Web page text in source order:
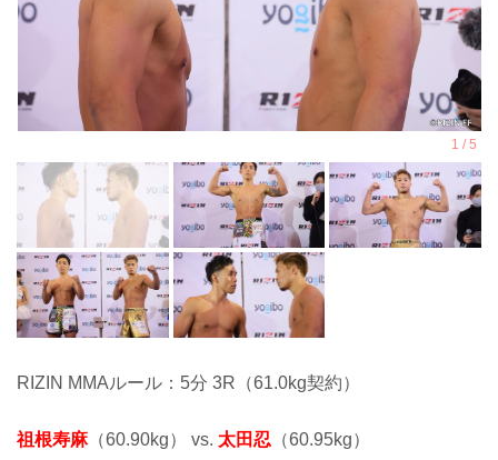
RIZIN MMAルール：5分 3R（61.0kg契約）
祖根寿麻（60.90kg） vs. 太田忍 （60.95kg）